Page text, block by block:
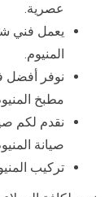
عصرية.
يعمل فني
المنيوم.
نوفر أفضل
مطبخ
نقدم لكم
صيانة
تركيب